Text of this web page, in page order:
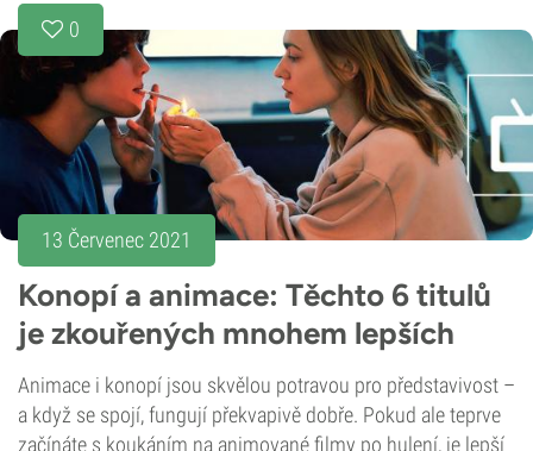
0
13 Červenec 2021
Konopí a animace: Těchto 6 titulů
je zkouřených mnohem lepších
Animace i konopí jsou skvělou potravou pro představivost –
a když se spojí, fungují překvapivě dobře. Pokud ale teprve
začínáte s koukáním na animované filmy po hulení, je lepší